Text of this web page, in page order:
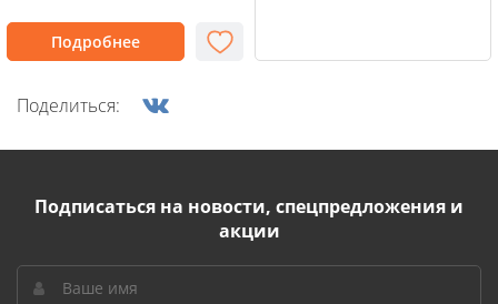
Подробнее
Поделиться:
Подписаться на новости, спецпредложения и
акции